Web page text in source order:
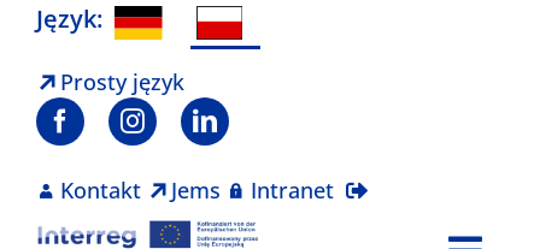
Skip
content
Język:
Prosty język
Kontakt Jems Intranet